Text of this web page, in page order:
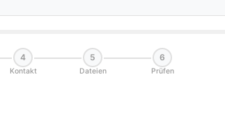
4
Kontakt
5
Dateien
6
Prüfen